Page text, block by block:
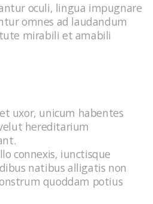
oculi, lingua impugnare
omnes ad laudandum
mirabili et amabili
uxor, unicum habentes
hereditarium
connexis, iunctisque
natibus alligatis non
quoddam potius